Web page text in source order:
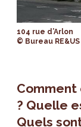
104 rue d’Arlon
© Bureau RE&US
? Quelle
Quels